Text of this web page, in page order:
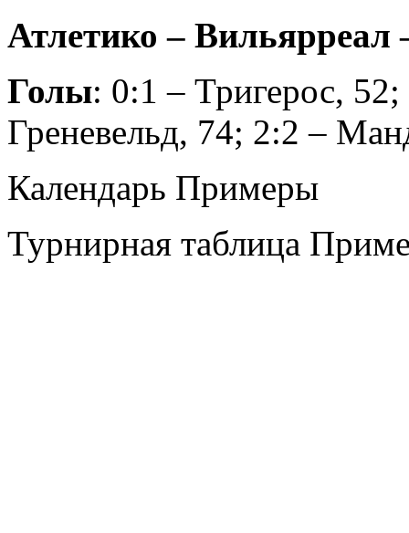
Атлетико – Вильярреал
Голы: 0:1 – Тригерос,
Греневельд, 74; 2:2 –
Календарь Примеры
Турнирная таблица